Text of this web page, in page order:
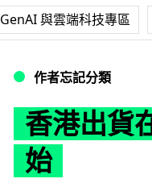
GenAI 與雲端科技專區
作者忘記分類
香港出貨
始